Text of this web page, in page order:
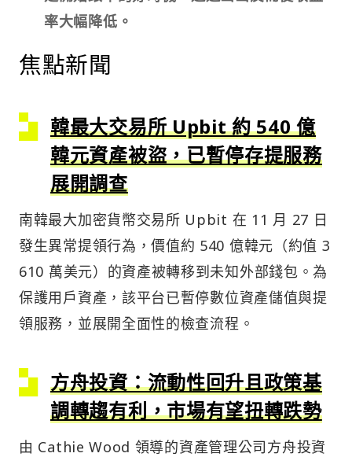
率大幅降低。
焦點新聞
韓最大交易所 Upbit 約 540 億
韓元資產被盜，已暫停存提服務
展開調查
南韓最大加密貨幣交易所 Upbit 在 11 月 27 日
發生異常提領行為，價值約 540 億韓元（約值 3
610 萬美元）的資產被轉移到未知外部錢包。為
保護用戶資產，該平台已暫停數位資產儲值與提
領服務，並展開全面性的檢查流程。
方舟投資：流動性回升且政策基
調轉趨有利，市場有望扭轉跌勢
由 Cathie Wood 領導的資產管理公司方舟投資